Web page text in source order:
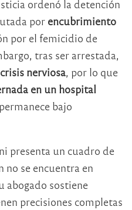
ordenó la detención
por encubrimiento
por el femicidio de
tras ser arrestada,
nerviosa, por lo que
en un hospital
bajo
presenta un cuadro de
no se encuentra en
abogado sostiene
precisiones completas